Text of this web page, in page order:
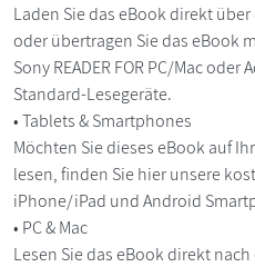
Laden Sie das eBook direkt
oder übertragen Sie das eBook
Sony READER FOR PC/Mac
Standard-Lesegeräte.
• Tablets & Smartphones
Möchten Sie dieses eBook auf
lesen, finden Sie hier unsere
iPhone/iPad und Android
• PC & Mac
Lesen Sie das eBook direkt